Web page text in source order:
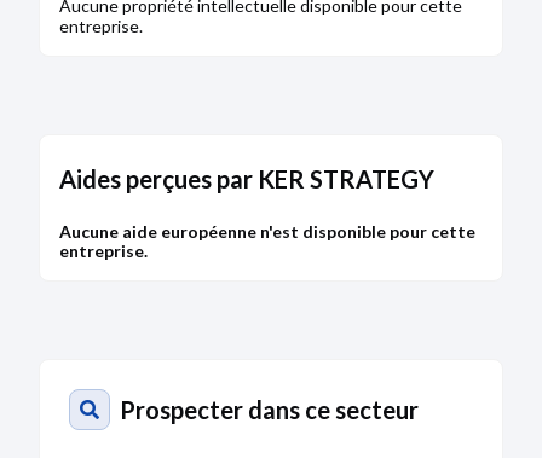
Aucune propriété intellectuelle disponible pour cette
entreprise.
Aides perçues par KER STRATEGY
Aucune aide européenne n'est disponible pour cette
entreprise.
Prospecter dans ce secteur